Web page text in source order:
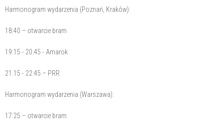
Harmonogram wydarzenia (Poznań, Kraków):
18:40 – otwarcie bram
19:15 - 20:45 - Amarok
21:15 - 22:45 – PRR
Harmonogram wydarzenia (Warszawa):
17:25 – otwarcie bram